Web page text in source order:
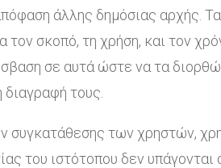
άλλης δημόσιας αρχής.
τον σκοπό, τη χρήση, και τον
σε αυτά ώστε να τα
τους.
των χρηστών,
του ιστότοπου δεν